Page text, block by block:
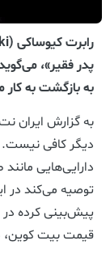
پدر فقیر»،
به بازگشت به کار
به گزارش ایران
دیگر کافی
توصیه می‌کند در
پیش‌بینی کرده
قیمت بیت کوین،